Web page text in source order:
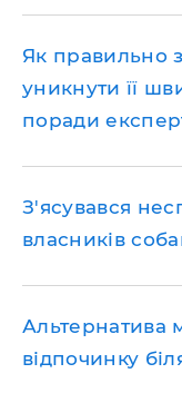
Як правильно
уникнути її
поради
З'ясувався
власників
Альтернатива
відпочинку